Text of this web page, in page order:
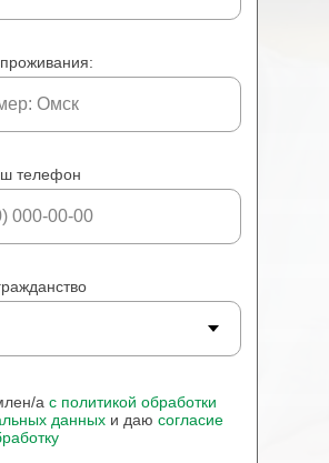
телефон
а с политикой обработки
данных и даю согласие